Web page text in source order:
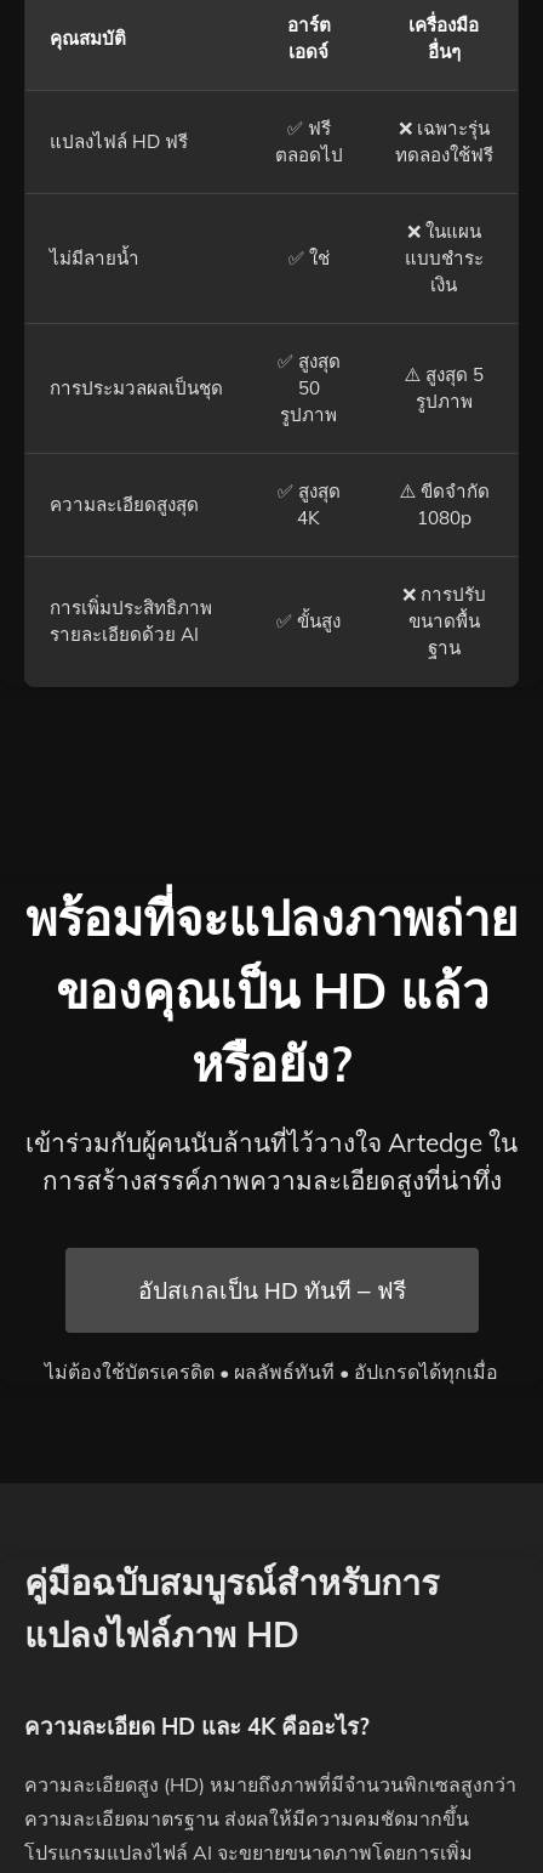
คุณสมบัติ
อาร์ต
เอดจ์
เครื่องมือ
อื่นๆ
แปลงไฟล์ HD ฟรี
✅ ฟรี
ตลอดไป
❌ เฉพาะรุ่น
ทดลองใช้ฟรี
ไม่มีลายน้ำ ✅ ใช่
❌ ในแผน
แบบชำระ
เงิน
การประมวลผลเป็นชุด
✅ สูงสุด
50
รูปภาพ
⚠️ สูงสุด 5
รูปภาพ
ความละเอียดสูงสุด
✅ สูงสุด
4K
⚠️ ขีดจำกัด
1080p
การเพิ่มประสิทธิภาพ
รายละเอียดด้วย AI
✅ ขั้นสูง
❌ การปรับ
ขนาดพื้น
ฐาน
พร้อมที่จะแปลงภาพถ่าย
ของคุณเป็น HD แล้ว
หรือยัง?
เข้าร่วมกับผู้คนนับล้านที่ไว้วางใจ Artedge ใน
การสร้างสรรค์ภาพความละเอียดสูงที่น่าทึ่ง
อัปสเกลเป็น HD ทันที – ฟรี
ไม่ต้องใช้บัตรเครดิต • ผลลัพธ์ทันที • อัปเกรดได้ทุกเมื่อ
คู่มือฉบับสมบูรณ์สำหรับการ
แปลงไฟล์ภาพ HD
ความละเอียด HD และ 4K คืออะไร?
ความละเอียดสูง (HD) หมายถึงภาพที่มีจำนวนพิกเซลสูงกว่า
ความละเอียดมาตรฐาน ส่งผลให้มีความคมชัดมากขึ้น
โปรแกรมแปลงไฟล์ AI จะขยายขนาดภาพโดยการเพิ่ม